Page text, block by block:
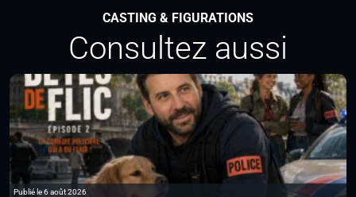
CASTING & FIGURATIONS
Consultez aussi
Publié le 6 août 2026